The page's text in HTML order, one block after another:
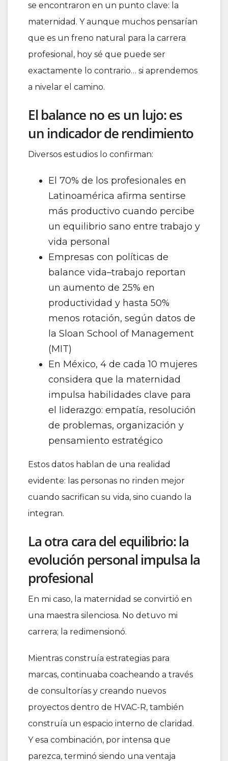
se encontraron en un punto clave: la
maternidad. Y aunque muchos pensarían
que es un freno natural para la carrera
profesional, hoy sé que puede ser
exactamente lo contrario… si aprendemos
a nivelar el camino.
El balance no es un lujo: es
un indicador de rendimiento
Diversos estudios lo confirman:
El 70% de los profesionales en
Latinoamérica afirma sentirse
más productivo cuando percibe
un equilibrio sano entre trabajo y
vida personal
Empresas con políticas de
balance vida–trabajo reportan
un aumento de 25% en
productividad y hasta 50%
menos rotación, según datos de
la Sloan School of Management
(MIT)
En México, 4 de cada 10 mujeres
considera que la maternidad
impulsa habilidades clave para
el liderazgo: empatía, resolución
de problemas, organización y
pensamiento estratégico
Estos datos hablan de una realidad
evidente: las personas no rinden mejor
cuando sacrifican su vida, sino cuando la
integran.
La otra cara del equilibrio: la
evolución personal impulsa la
profesional
En mi caso, la maternidad se convirtió en
una maestra silenciosa. No detuvo mi
carrera; la redimensionó.
Mientras construía estrategias para
marcas, continuaba coacheando a través
de consultorías y creando nuevos
proyectos dentro de HVAC-R, también
construía un espacio interno de claridad.
Y esa combinación, por intensa que
parezca, terminó siendo una ventaja